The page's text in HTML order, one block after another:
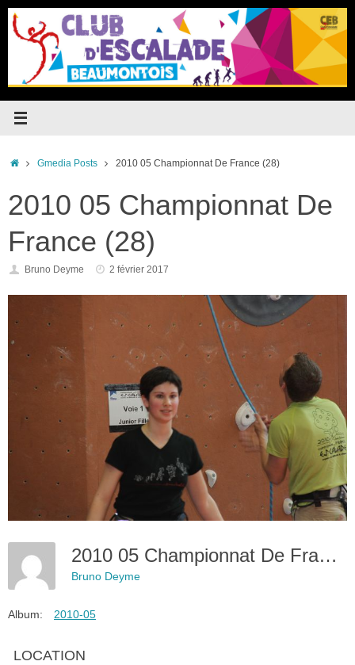
Passer
contenu
Accueil
Gmedia Posts 2010 05 Championnat De France (28)
2010 05 Championnat De
France (28)
Bruno Deyme 2 février 2017
2010 05 Championnat De France (28)
Bruno Deyme
Album: 2010-05
LOCATION